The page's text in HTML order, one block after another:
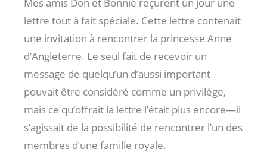
lettre tout à fait spéciale. Cette lettre contenait
une invitation à rencontrer la princesse Anne
d’Angleterre. Le seul fait de recevoir un
message de quelqu’un d’aussi important
pouvait être considéré comme un privilège,
mais ce qu’offrait la lettre l’était plus encore—il
s’agissait de la possibilité de rencontrer l’un des
membres d’une famille royale.